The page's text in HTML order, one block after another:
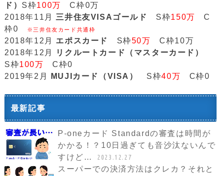
ド） S枠100万
C枠0万
2018年11月 三井住友VISAゴールド S枠150万
C
枠0
※三井住友カード共通枠
2018年12月 エポスカード S枠50万 C枠10万
2018年12月
リクルートカード（マスターカード）
S枠100万 C枠0
2019年2月
MUJIカード（VISA） S枠40万 C枠0
最新記事
P-oneカード Standardの審査は時間が
かかる！？10日過ぎても音沙汰ないんで
すけど…
2023.12.27
スーパーでの決済方法はクレカ？それと